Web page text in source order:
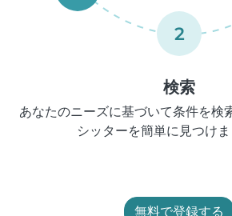
2
検索
あなたのニーズに基づいて条件を検
シッターを簡単に見つけま
無料で登録する